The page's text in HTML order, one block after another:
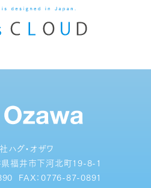
ハグ・オザワ
福井市下河北町19-8-1
FAX：0776-87-0891